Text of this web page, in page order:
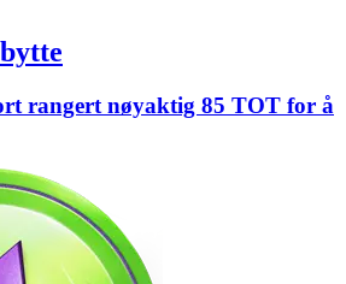
rangert nøyaktig 85 TOT for å